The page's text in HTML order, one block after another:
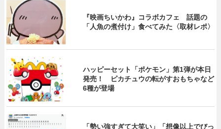
『映画ちいかわ』コラボカフェ 話題の
「人魚の煮付け」食べてみた〈取材レポ〉
ハッピーセット「ポケモン」第1弾が本日
発売！ ピカチュウの転がすおもちゃなど
6種が登場
「勢い強すぎて大笑い」「想像以上でびっ